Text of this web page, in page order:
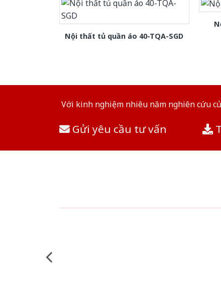
Nội thất tủ quần áo 40-TQA-SGD
Với kinh nghiệm nhiêu năm nghiên cứu
Gửi yêu cầu tư vấn